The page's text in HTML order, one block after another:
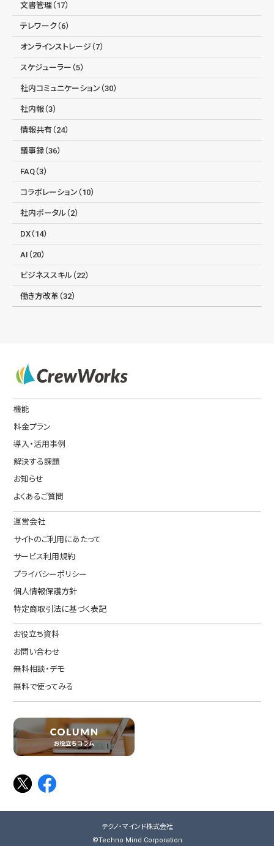
文書管理（17）
テレワーク（6）
オンラインストレージ（7）
スケジューラー（5）
社内コミュニケーション（30）
社内報（3）
情報共有（24）
議事録（36）
FAQ（3）
コラボレーション（10）
社内ポータル（2）
DX（14）
AI（20）
ビジネススキル（22）
働き方改革（32）
機能
料金プラン
導入・活用事例
解決する課題
お知らせ
よくあるご質問
運営会社
サイトのご利用にあたって
サービス利用規約
プライバシーポリシー
個人情報保護方針
特定商取引法に基づく表記
お役立ち資料
お問い合わせ
無料相談・デモ
無料で使ってみる
テクノ・マインド株式会社
©Techno Mind Corporation